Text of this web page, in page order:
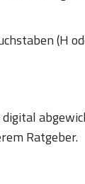
(H
Ratgeber.